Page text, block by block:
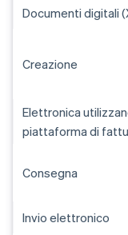
Documenti digitali
Creazione
Elettronica
piattaforma di
Consegna
Invio elettronico